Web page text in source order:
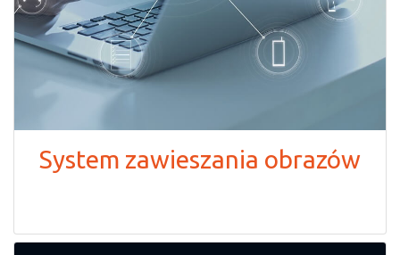
System zawieszania obrazów